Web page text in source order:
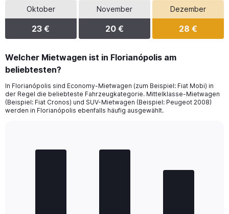
Oktober
23 €
November
20 €
Dezember
28 €
Welcher Mietwagen ist in Florianópolis am
beliebtesten?
In Florianópolis sind Economy-Mietwagen (zum Beispiel: Fiat Mobi) in
der Regel die beliebteste Fahrzeugkategorie. Mittelklasse-Mietwagen
(Beispiel: Fiat Cronos) und SUV-Mietwagen (Beispiel: Peugeot 2008)
werden in Florianópolis ebenfalls häufig ausgewählt.
graphic.